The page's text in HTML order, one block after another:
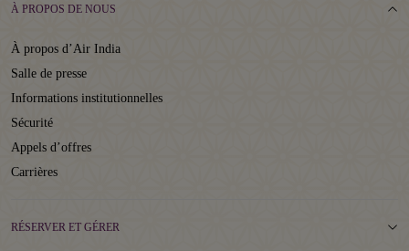
À PROPOS DE NOUS
À propos d’Air India
Salle de presse
Informations institutionnelles
Sécurité
Appels d’offres
Carrières
RÉSERVER ET GÉRER